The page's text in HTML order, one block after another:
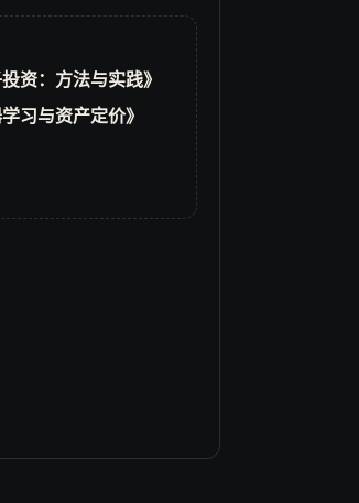
投资：方法与实践》
学习与资产定价》